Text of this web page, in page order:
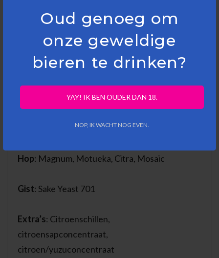
Oud genoeg om
onze geweldige
bieren te drinken?
YAY! IK BEN OUDER DAN 18.
NOP, IK WACHT NOG EVEN.
Citrus, tropisch, den.
Mout: Pale Ale Malt, Pilsner Pure Local, Wheat
Malt, Rice Flakes
Hop: Magnum, Motueka, Citra, Mosaic
Gist: Sake Yeast 701
Extra’s: Citroenschillen,
citroensapconcentraat,
citroen/yuzuconcentraat